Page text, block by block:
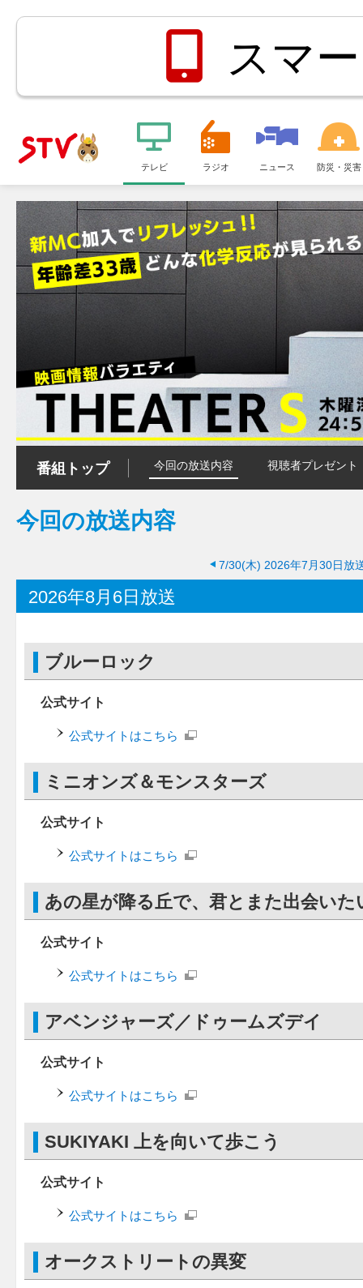
ＳＴＶ札
幌テレビ
スマ
メ
ュ
ー
テレビ ラジオ ニュース 防災・災害
番組トップ 今回の放送内容 視聴者プレゼント
今回の放送内容
7/30(木) 2026年7月30日放
2026年8月6日放送
ブルーロック
公式サイト
公式サイトはこちら
ミニオンズ＆モンスターズ
公式サイト
公式サイトはこちら
あの星が降る丘で、君とまた出会いた
公式サイト
公式サイトはこちら
アベンジャーズ／ドゥームズデイ
公式サイト
公式サイトはこちら
SUKIYAKI 上を向いて歩こう
公式サイト
公式サイトはこちら
オークストリートの異変